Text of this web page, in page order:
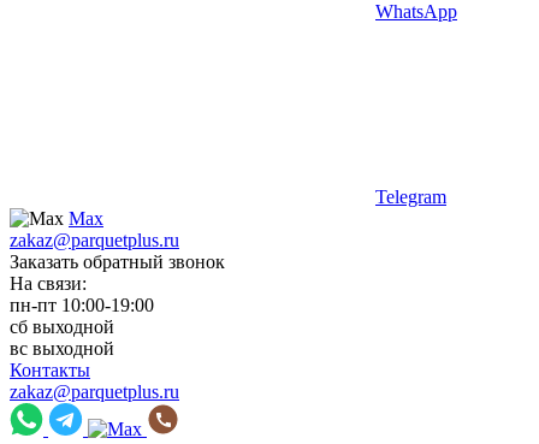
WhatsApp
Telegram
Max
zakaz@parquetplus.ru
Заказать обратный звонок
На связи:
пн-пт 10:00-19:00
сб выходной
вс выходной
Контакты
zakaz@parquetplus.ru